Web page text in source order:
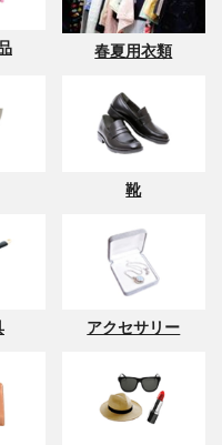
春夏用衣類
靴
アクセサリー